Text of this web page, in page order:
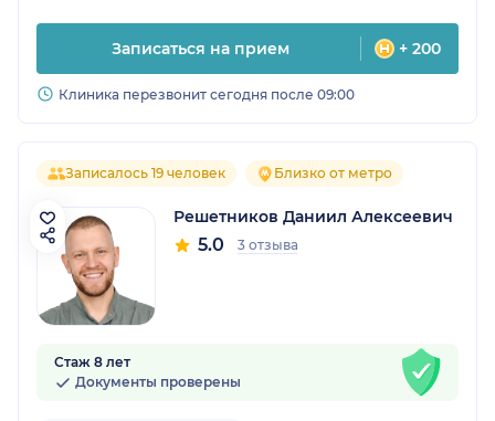
Записаться на прием + 200
Клиника перезвонит сегодня после 09:00
Записалось 19 человек Близко от метро
Решетников Даниил Алексеевич
5.0 3 отзыва
Стаж 8 лет
Документы проверены